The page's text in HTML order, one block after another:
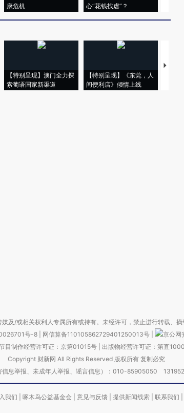
康危机
心“花钱找虐”？
【特别呈现】澳门全力探
索葡语国家新渠道
【特别呈现】《东莞，人
间便利店》倾情上线
【推
会，
及/或相关权利人专属所有或持有。未经许可，禁止进行转载、摘
号-8 网信算备110105862729401250013号
京公网
目制作经营许可证：京第01015号| 出版物经营许可证：第直
Copyright 财新网 All Rights Reserved 版权所有 复制必究
信息举报、未成年人举报、谣言信息）：010-85905050
我们 啄木鸟公益基金会 意见与反馈 提供新闻线索 联系我们